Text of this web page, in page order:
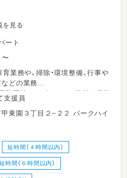
を見る
ート
業務や、掃除・環境整備、行事や
どの業務
降園時のサポートや、簡単な事務
列園への応援あり（その際は手
：あり（1年間・毎年3月末原則更
育て支援員
東園３丁目２−２２ パークハイ
短時間（４時間以内）
時間（６時間以内）